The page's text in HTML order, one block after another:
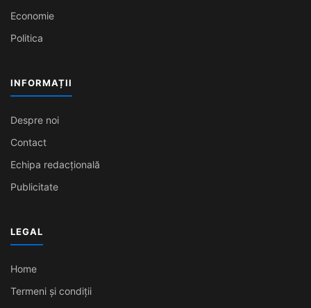
Economie
Politica
INFORMAȚII
Despre noi
Contact
Echipa redacțională
Publicitate
LEGAL
Home
Termeni și condiții